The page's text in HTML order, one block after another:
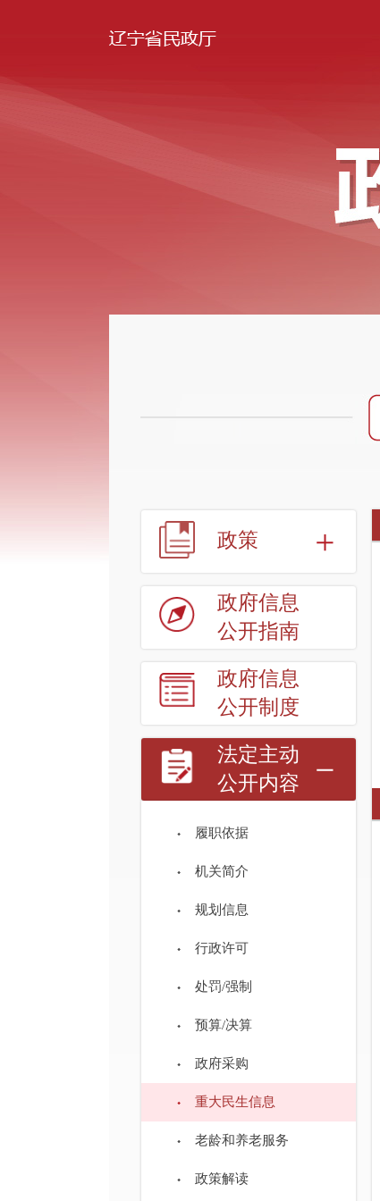
政策
政府信息
公开指南
政府信息
公开制度
法定主动
公开内容
履职依据
机关简介
规划信息
行政许可
处罚/强制
预算/决算
政府采购
重大民生信息
老龄和养老服务
政策解读